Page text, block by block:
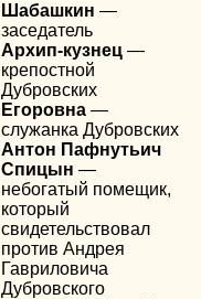
Шабашкин —
заседатель
Архип-кузнец —
крепостной
Дубровских
Егоровна —
служанка Дубровских
Антон Пафнутьич
Спицын —
небогатый помещик,
который
свидетельствовал
против Андрея
Гавриловича
Дубровского